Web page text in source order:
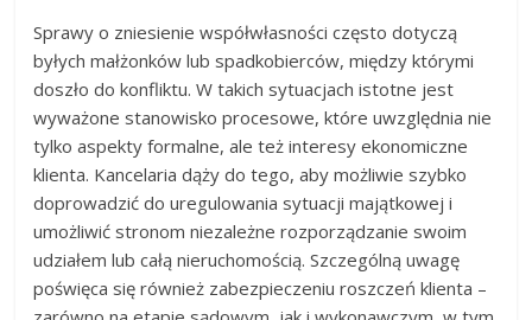
Sprawy o zniesienie współwłasności często dotyczą
byłych małżonków lub spadkobierców, między którymi
doszło do konfliktu. W takich sytuacjach istotne jest
wyważone stanowisko procesowe, które uwzględnia nie
tylko aspekty formalne, ale też interesy ekonomiczne
klienta. Kancelaria dąży do tego, aby możliwie szybko
doprowadzić do uregulowania sytuacji majątkowej i
umożliwić stronom niezależne rozporządzanie swoim
udziałem lub całą nieruchomością. Szczególną uwagę
poświęca się również zabezpieczeniu roszczeń klienta –